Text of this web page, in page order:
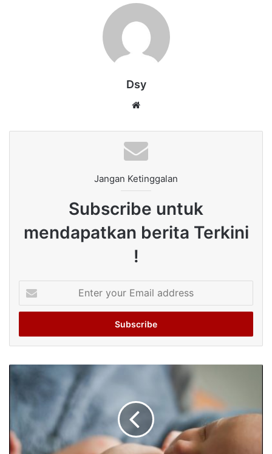
Dsy
Jangan Ketinggalan
Subscribe untuk
mendapatkan berita Terkini
!
your
Email